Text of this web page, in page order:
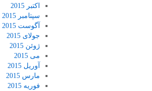
اکتبر 2015
سپتامبر 2015
آگوست 2015
جولای 2015
ژوئن 2015
می 2015
آوریل 2015
مارس 2015
فوریه 2015